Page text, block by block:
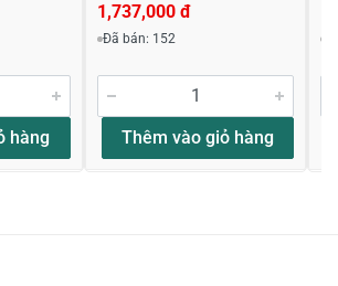
hàng
1,737,000 đ
Đã bán: 152
Thêm vào giỏ hàng